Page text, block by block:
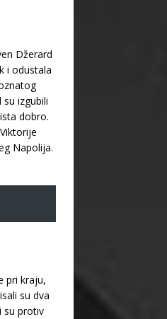
Džerard
i odustala
izgubili
dobro.
Napolija.
pri kraju,
su dva
su protiv